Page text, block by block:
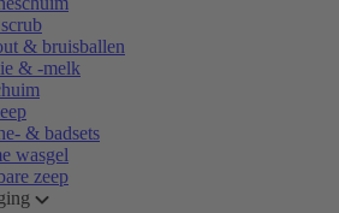
& bruisballen
& -melk
& badsets
wasgel
zeep